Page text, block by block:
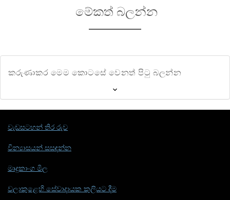
මේකත් බලන්න
කරුණාකර මෙම කොටසේ වෙනත් පිටු බලන්න
වැඩසටහන් තිර රුව
වින්‍යාසයන් සසඳන්න
මෘදුකාංග මිල
වලාකුළෙහි සේවාදායක කුලියට දීම